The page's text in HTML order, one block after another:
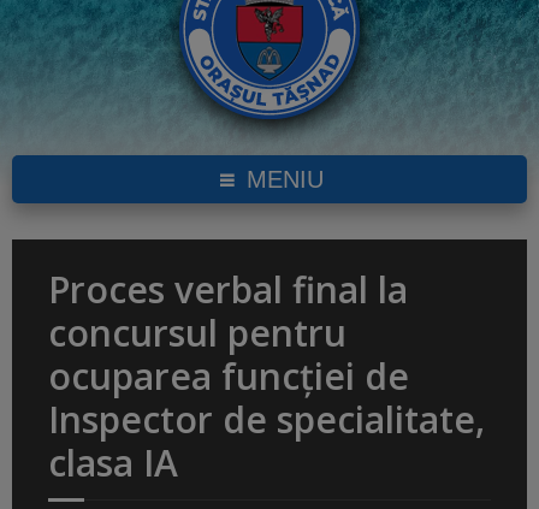
MENIU
Proces verbal final la
concursul pentru
ocuparea funcției de
Inspector de specialitate,
clasa IA